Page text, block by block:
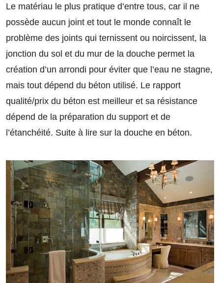
Le matériau le plus pratique d’entre tous, car il ne
possède aucun joint et tout le monde connaît le
problème des joints qui ternissent ou noircissent, la
jonction du sol et du mur de la douche permet la
création d’un arrondi pour éviter que l’eau ne stagne,
mais tout dépend du béton utilisé. Le rapport
qualité/prix du béton est meilleur et sa résistance
dépend de la préparation du support et de
l’étanchéité. Suite à lire sur la douche en béton.